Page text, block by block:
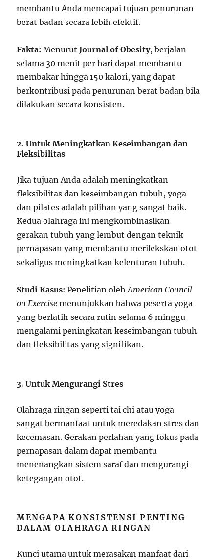
membantu Anda mencapai tujuan penurunan
berat badan secara lebih efektif.
Fakta: MenurutJournal of Obesity, berjalan
selama 30 menit per hari dapat membantu
membakar hingga 150 kalori, yang dapat
berkontribusi pada penurunan berat badan bila
dilakukan secara konsisten.
2. Untuk Meningkatkan Keseimbangan dan
Fleksibilitas
Jika tujuan Anda adalah meningkatkan
fleksibilitas dan keseimbangan tubuh, yoga
dan pilates adalah pilihan yang sangat baik.
Kedua olahraga ini mengkombinasikan
gerakan tubuh yang lembut dengan teknik
pernapasan yang membantu merilekskan otot
sekaligus meningkatkan kelenturan tubuh.
Studi Kasus: Penelitian olehAmerican Council
on Exercise menunjukkan bahwa peserta yoga
yang berlatih secara rutin selama 6 minggu
mengalami peningkatan keseimbangan tubuh
dan fleksibilitas yang signifikan.
3. Untuk Mengurangi Stres
Olahraga ringan seperti tai chi atau yoga
sangat bermanfaat untuk meredakan stres dan
kecemasan. Gerakan perlahan yang fokus pada
pernapasan dalam dapat membantu
menenangkan sistem saraf dan mengurangi
ketegangan otot.
MENGAPA KONSISTENSI PENTING
DALAM OLAHRAGA RINGAN
Kunci utama untuk merasakan manfaat dari